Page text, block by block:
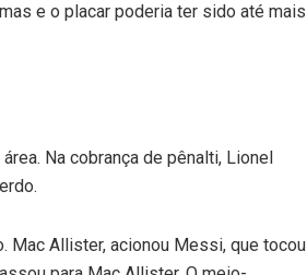
e o placar poderia ter sido até mais
Na cobrança de pênalti, Lionel
Mac Allister, acionou Messi, que tocou